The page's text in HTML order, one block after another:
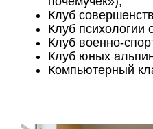
Клуб
Клуб психологии
Клуб военно-
Клуб юных
Компьютерный